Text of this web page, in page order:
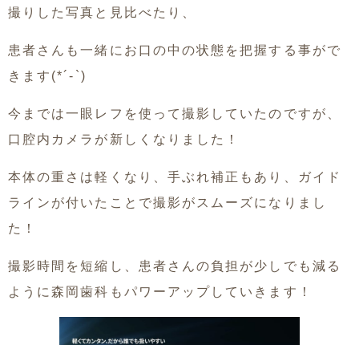
撮りした写真と見比べたり、
患者さんも一緒にお口の中の状態を把握する事がで
きます(*´-`)
今までは一眼レフを使って撮影していたのですが、
口腔内カメラが新しくなりました！
本体の重さは軽くなり、手ぶれ補正もあり、ガイド
ラインが付いたことで撮影がスムーズになりまし
た！
撮影時間を短縮し、患者さんの負担が少しでも減る
ように森岡歯科もパワーアップしていきます！